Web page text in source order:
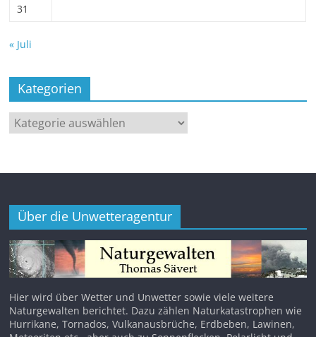
31
« Juli
Kategorien
Kategorien
Über die Unwetteragentur
Hier wird über Wetter und Unwetter sowie viele weitere
Naturgewalten berichtet. Dazu zählen Naturkatastrophen wie
Hurrikane, Tornados, Vulkanausbrüche, Erdbeben, Lawinen,